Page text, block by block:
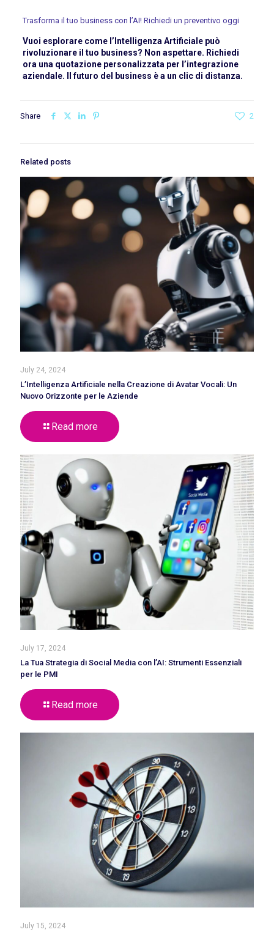
Trasforma il tuo business con l’AI! Richiedi un preventivo oggi
Vuoi esplorare come l’Intelligenza Artificiale può
rivoluzionare il tuo business? Non aspettare. Richiedi
ora una quotazione personalizzata per l’integrazione
aziendale. Il futuro del business è a un clic di distanza.
Share 2
Related posts
July 24, 2024
L’Intelligenza Artificiale nella Creazione di Avatar Vocali: Un
Nuovo Orizzonte per le Aziende
Read more
July 17, 2024
La Tua Strategia di Social Media con l’AI: Strumenti Essenziali
per le PMI
Read more
July 15, 2024